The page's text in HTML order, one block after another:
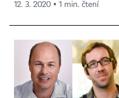
12. 3. 2020 ▪ 1 min. čtení